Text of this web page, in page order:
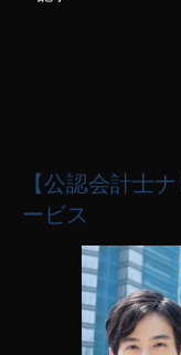
【公認会計士
ービス